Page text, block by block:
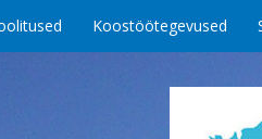
Koostöötegevused